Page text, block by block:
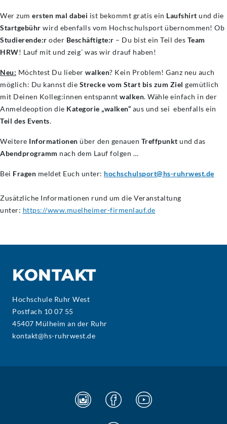
Wer zum ersten mal dabei ist bekommt gratis ein Laufshirt und die
Startgebühr wird ebenfalls vom Hochschulsport übernommen! Ob
Studierende:r oder Beschäftigte:r – Du bist ein Teil des Team
HRW! Lauf mit und zeig´ was wir drauf haben!
Neu: Möchtest Du lieber walken? Kein Problem! Ganz neu auch
möglich: Du kannst die Strecke vom Start bis zum Ziel gemütlich
mit Deinen Kolleg:innen entspannt walken. Wähle einfach in der
Anmeldeoption die Kategorie „walken“ aus und sei ebenfalls ein
Teil des Events.
Weitere Informationen über den genauen Treffpunkt und das
Abendprogramm nach dem Lauf folgen …
Bei Fragen meldet Euch unter: hochschulsport@hs-ruhrwest.de
Zusätzliche Informationen rund um die Veranstaltung
unter: https://www.muelheimer-firmenlauf.de
KONTAKT
Hochschule Ruhr West
Postfach 10 07 55
45407 Mülheim an der Ruhr
kontakt@hs-ruhrwest.de